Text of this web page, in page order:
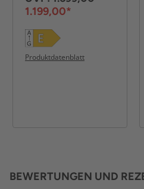
1.199,00*
Produktdatenblatt
BEWERTUNGEN UND